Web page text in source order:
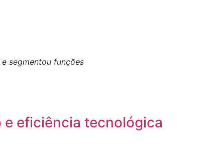
segmentou funções
e eficiência tecnológica